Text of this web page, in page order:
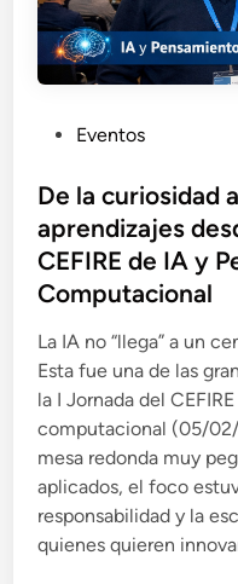
b
l
i
c
a
d
o
e
n
Eventos
De la curiosidad
aprendizajes
CEFIRE de IA y
Computacional
La IA no “llega” a un
Esta fue una de las
la I Jornada del
computacional (05/
mesa redonda muy
aplicados, el foco
responsabilidad y la
quienes quieren